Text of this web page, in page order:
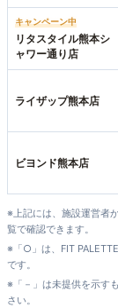
キャンペーン中
リタスタイル熊本シ
ャワー通り店
ライザップ熊本店
ビヨンド熊本店
※上記には、施設運営者
覧で確認できます。
※「○」は、FIT
です。
※「－」は未提供を示す
さい。